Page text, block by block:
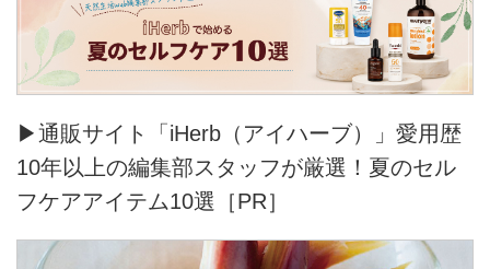
▶通販サイト「iHerb（アイハーブ）」愛用歴
10年以上の編集部スタッフが厳選！夏のセル
フケアアイテム10選［PR］